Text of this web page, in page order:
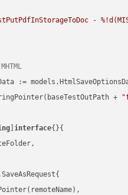
-
:=
+
]interface{}{